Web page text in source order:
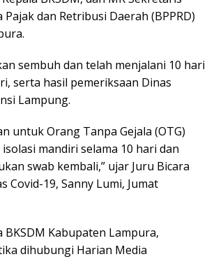
Pajak dan Retribusi Daerah (BPPRD)
sembuh dan telah menjalani 10 hari
serta hasil pemeriksaan Dinas
Lampung.
untuk Orang Tanpa Gejala (OTG)
mandiri selama 10 hari dan
swab kembali,” ujar Juru Bicara
Covid-19, Sanny Lumi, Jumat
BKSDM Kabupaten Lampura,
dihubungi Harian Media